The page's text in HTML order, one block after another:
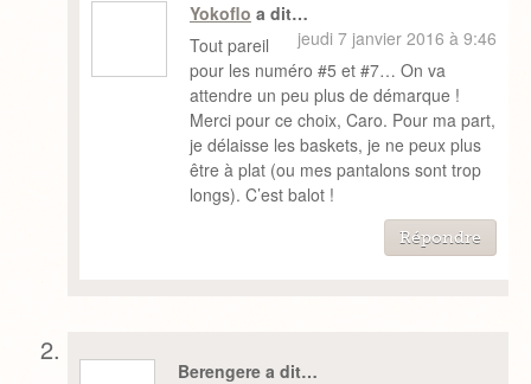
Yokoflo a dit…
jeudi 7 janvier 2016 à 9:46
Tout pareil
pour les numéro #5 et #7… On va
attendre un peu plus de démarque !
Merci pour ce choix, Caro. Pour ma part,
je délaisse les baskets, je ne peux plus
être à plat (ou mes pantalons sont trop
longs). C’est balot !
Répondre
Berengere a dit…